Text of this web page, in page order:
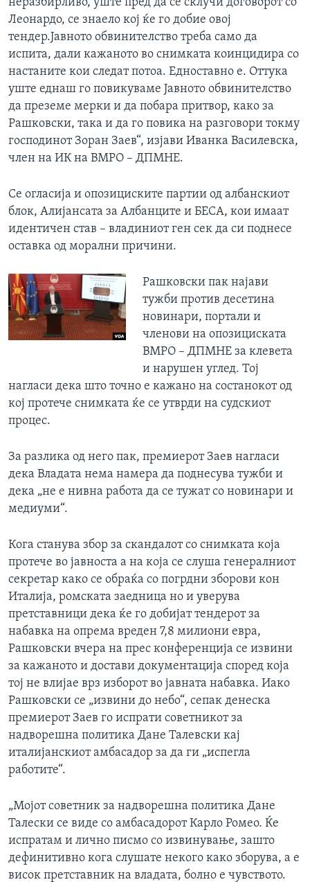
неразбирливо, уште пред да се склучи договорот со
Леонардо, се знаело кој ќе го добие овој
тендер.Јавното обвинителство треба само да
испита, дали кажаното во снимката коинцидира со
настаните кои следат потоа. Едноставно е. Оттука
уште еднаш го повикуваме Јавното обвинителство
да преземе мерки и да побара притвор, како за
Рашковски, така и да го повика на разговори токму
господинот Зоран Заев“, изјави Иванка Василевска,
член на ИК на ВМРО – ДПМНЕ.
Се огласија и опозициските партии од албанскиот
блок, Алијансата за Албанците и БЕСА, кои имаат
идентичен став – владиниот ген сек да си поднесе
оставка од морални причини.
Рашковски пак најави
тужби против десетина
новинари, портали и
членови на опозициската
ВМРО – ДПМНЕ за клевета
и нарушен углед. Тој
нагласи дека што точно е кажано на состанокот од
кој протече снимката ќе се утврди на судскиот
процес.
За разлика од него пак, премиерот Заев нагласи
дека Владата нема намера да поднесува тужби и
дека „не е нивна работа да се тужат со новинари и
медиуми“.
Кога станува збор за скандалот со снимката која
протече во јавноста а на која се слуша генералниот
секретар како се обраќа со погрдни зборови кон
Италија, ромската заедница но и уверува
претставници дека ќе го добијат тендерот за
набавка на опрема вреден 7,8 милиони евра,
Рашковски вчера на прес конференција се извини
за кажаното и достави документација според која
тој не влијае врз изборот во јавната набавка. Иако
Рашковски се „извини до небо“, сепак денеска
премиерот Заев го испрати советникот за
надворешна политика Дане Талевски кај
италијанскиот амбасадор за да ги „испегла
работите“.
„Мојот советник за надворешна политика Дане
Талески се виде со амбасадорот Карло Ромео. Ќе
испратам и лично писмо со извинување, зашто
дефинитивно кога слушате некого како зборува, а е
висок претставник на владата, болно е чувството.